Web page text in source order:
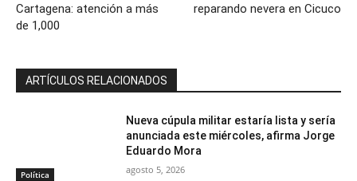
Cartagena: atención a más
de 1,000
reparando nevera en Cicuco
ARTÍCULOS RELACIONADOS
Política
Nueva cúpula militar estaría lista y sería
anunciada este miércoles, afirma Jorge
Eduardo Mora
agosto 5, 2026